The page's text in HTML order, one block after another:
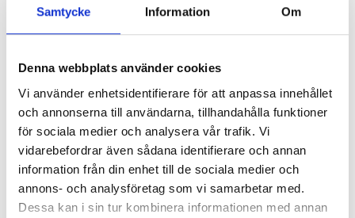
Samtycke Information Om
Denna webbplats använder cookies
Vi använder enhetsidentifierare för att anpassa innehållet
och annonserna till användarna, tillhandahålla funktioner
för sociala medier och analysera vår trafik. Vi
vidarebefordrar även sådana identifierare och annan
information från din enhet till de sociala medier och
annons- och analysföretag som vi samarbetar med.
Dessa kan i sin tur kombinera informationen med annan
Lära gå vagn för de allra minsta
balansen som krävs för att lära sig att gå. Lära-gå-vagnen är
enkelt justeras så att vagnen inte rullar snabbare än vad
barnet klarar av.
Vagnens justerbara handtag gör också att vagnen kan
användas som lekvagn när ditt barn blir större. En perfekt
leksak att ha hemma helt enkelt!